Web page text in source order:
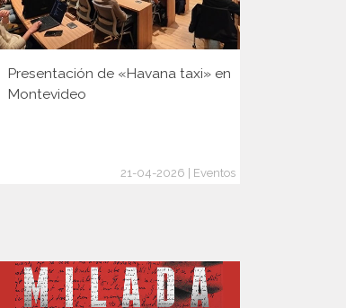
Presentación de «Havana taxi» en
Montevideo
21-04-2026 | Eventos